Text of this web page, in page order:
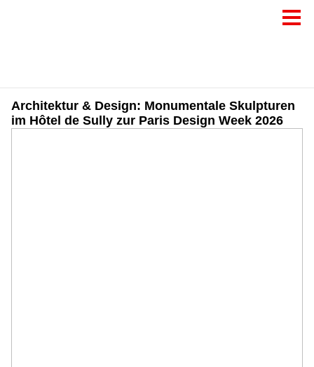
Architektur & Design: Monumentale Skulpturen
im Hôtel de Sully zur Paris Design Week 2026